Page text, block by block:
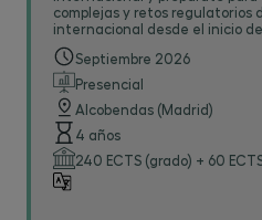
complejas y retos regulatorios
internacional desde el inicio
Septiembre 2026
Presencial
Alcobendas (Madrid)
4 años
240 ECTS (grado) + 60